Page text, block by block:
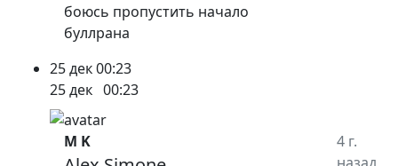
боюсь пропустить начало
буллрана
25 дек00:23
25 дек 00:23
M K
4 г.